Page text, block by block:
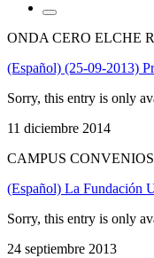
ONDA CERO ELCHE
(Español) (25-09-2013)
Sorry, this entry is only
11 diciembre 2014
CAMPUS
(Español) La Fundación
Sorry, this entry is only
24 septiembre 2013